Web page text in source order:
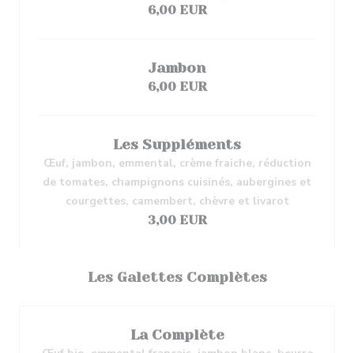
6,00 EUR
Jambon
6,00 EUR
Les Suppléments
Œuf, jambon, emmental, crème fraiche, réduction
de tomates, champignons cuisinés, aubergines et
courgettes, camembert, chèvre et livarot
3,00 EUR
Les Galettes Complètes
La Complète